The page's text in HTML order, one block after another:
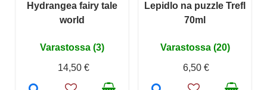
Hydrangea fairy tale
world
Varastossa (3)
14,50 €
Lepidlo na puzzle Trefl
70ml
Varastossa (20)
6,50 €